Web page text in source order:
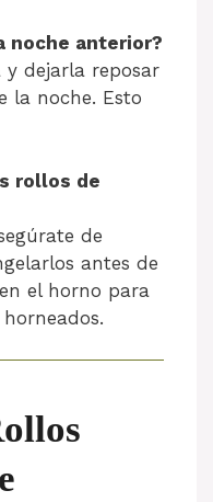
noche anterior?
y dejarla reposar
la noche. Esto
rollos de
de
antes de
el horno para